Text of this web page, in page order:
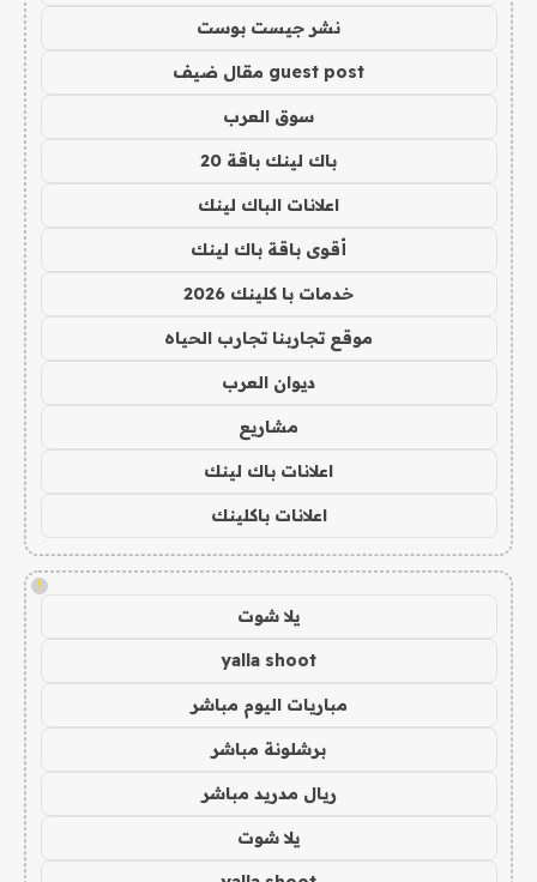
نشر جيست بوست
guest post مقال ضيف
سوق العرب
باك لينك باقة 20
اعلانات الباك لينك
أقوى باقة باك لينك
خدمات با كلينك 2026
موقع تجاربنا تجارب الحياه
ديوان العرب
مشاريع
اعلانات باك لينك
اعلانات باكلينك
!
يلا شوت
yalla shoot
مباريات اليوم مباشر
برشلونة مباشر
ريال مدريد مباشر
يلا شوت